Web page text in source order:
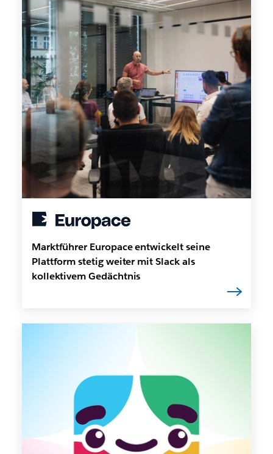
Marktführer Europace entwickelt seine
Plattform stetig weiter mit Slack als
kollektivem Gedächtnis